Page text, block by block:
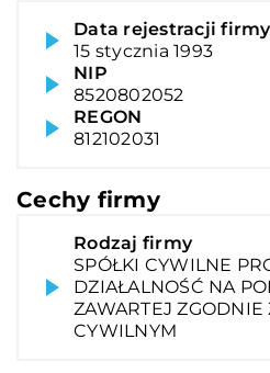
Data rejestracji firmy
15 stycznia 1993
NIP
8520802052
REGON
812102031
Cechy firmy
Rodzaj firmy
SPÓŁKI CYWILNE
DZIAŁALNOŚĆ NA
ZAWARTEJ ZGODNIE
CYWILNYM